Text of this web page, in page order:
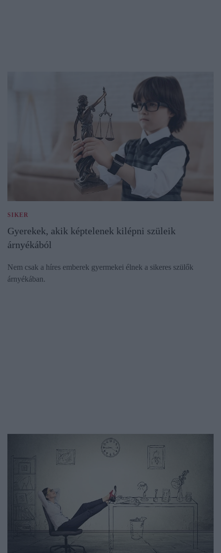
SIKER
Gyerekek, akik képtelenek kilépni szüleik
árnyékából
Nem csak a híres emberek gyermekei élnek a sikeres szülők
árnyékában.